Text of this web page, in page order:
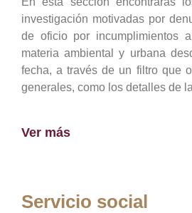
investigación motivadas por
de oficio por incumplimientos
materia ambiental y urbana
fecha, a través de un filtro que
generales, como los detalles de
Ver más
Servicio social